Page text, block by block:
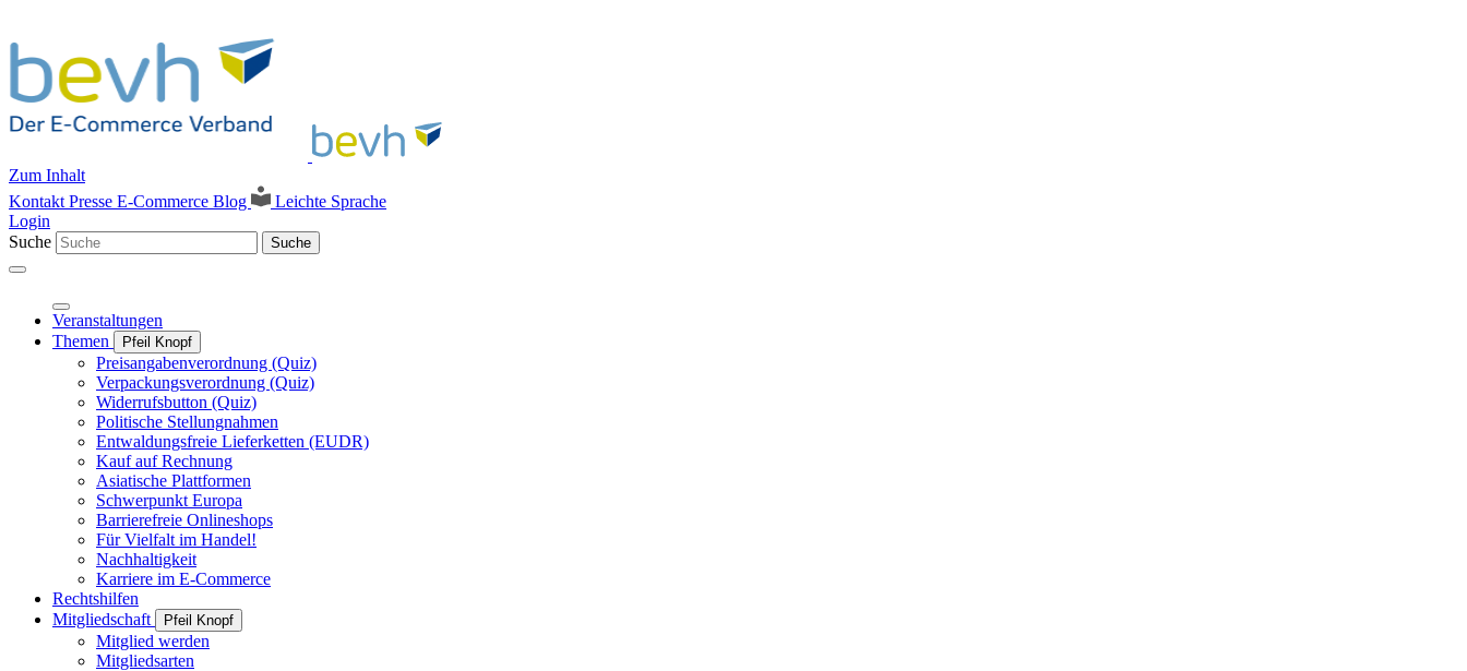
Zum Inhalt
Kontakt Presse E-Commerce Blog
Leichte Sprache
Login
Suche
Suche
Veranstaltungen
Themen
Pfeil Knopf
Preisangabenverordnung (Quiz)
Verpackungsverordnung (Quiz)
Widerrufsbutton (Quiz)
Politische Stellungnahmen
Entwaldungsfreie Lieferketten (EUDR)
Kauf auf Rechnung
Asiatische Plattformen
Schwerpunkt Europa
Barrierefreie Onlineshops
Für Vielfalt im Handel!
Nachhaltigkeit
Karriere im E-Commerce
Rechtshilfen
Mitgliedschaft
Pfeil Knopf
Mitglied werden
Mitgliedsarten